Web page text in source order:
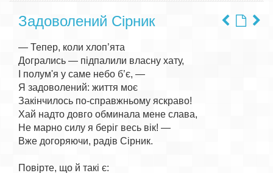
Задоволений Сірник
— Тепер, коли хлоп’ята
Догрались — підпалили власну хату,
І полум'я у саме небо б’є, —
Я задоволений: життя моє
Закінчилось по-справжньому яскраво!
Хай надто довго обминала мене слава,
Не марно силу я беріг весь вік! —
Вже догоряючи, радів Сірник.
Повірте, що й такі є: